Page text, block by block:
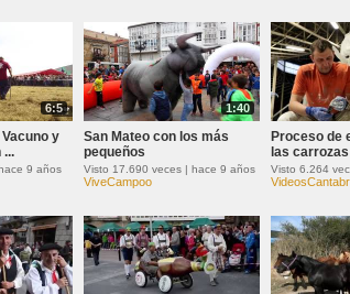
6:5
y
...
9 años
1:40
San Mateo con los más
pequeños
Visto 17.690 veces | hace 9 años
ViveCampoo
Proceso de
las
Visto 6.264